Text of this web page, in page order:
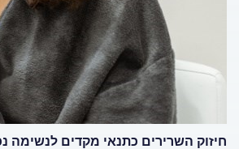
חיזוק השרירים כתנאי מקדים לנשימה